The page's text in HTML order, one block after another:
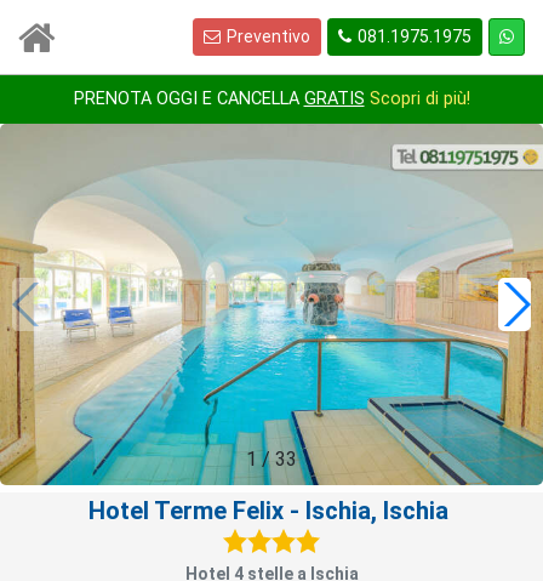
Preventivo 081.1975.1975
PRENOTA OGGI E CANCELLA GRATIS Scopri di più!
1 /33
Hotel Terme Felix - Ischia, Ischia
Hotel 4 stelle a Ischia